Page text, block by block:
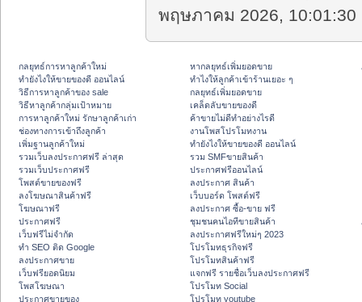
พฤษภาคม 2026, 10:01:30
กลยุทธ์การหาลูกค้าใหม่
ทํายังไงให้ขายของดี ออนไลน์
วิธีการหาลูกค้าของ sale
วิธีหาลูกค้ากลุ่มเป้าหมาย
การหาลูกค้าใหม่ รักษาลูกค้าเก่า
ช่องทางการเข้าถึงลูกค้า
เพิ่มฐานลูกค้าใหม่
รวมเว็บลงประกาศฟรี ล่าสุด
รวมเว็บประกาศฟรี
โพสต์ขายของฟรี
ลงโฆษณาสินค้าฟรี
โฆษณาฟรี
ประกาศฟรี
เว็บฟรีไม่จำกัด
ทำ SEO ติด Google
ลงประกาศขาย
เว็บฟรียอดนิยม
โพสโฆษณา
ประกาศขายของ
หากลยุทธ์เพิ่มยอดขาย
ทําไงให้ลูกค้าเข้าร้านเยอะ ๆ
กลยุทธ์เพิ่มยอดขาย
เคล็ดลับขายของดี
ค้าขายไม่ดีทำอย่างไรดี
งานโพสโปรโมทงาน
ทํายังไงให้ขายของดี ออนไลน์
รวม SMFขายสินค้า
ประกาศฟรีออนไลน์
ลงประกาศ สินค้า
เว็บบอร์ด โพสต์ฟรี
ลงประกาศ ซื้อ-ขาย ฟรี
ชุมชนคนไอทีขายสินค้า
ลงประกาศฟรีใหม่ๆ 2023
โปรโมทธุรกิจฟรี
โปรโมทสินค้าฟรี
แจกฟรี รายชื่อเว็บลงประกาศฟรี
โปรโมท Social
โปรโมท youtube